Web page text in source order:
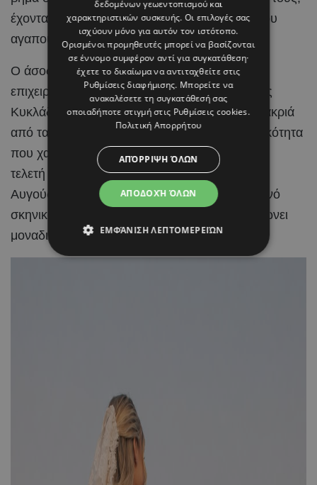
έχοντας στο πλευρό τους τους ανθρώπους που
αγαπούν.
Ο άσος της Real Madrid και η Ισπανίδα
επιχειρηματίας και content creator επέλεξαν τις
Κυκλάδες για την ιδιαίτερη αυτή περίσταση, μακριά
από τα φώτα της δημοσιότητας και με διακριτικότητα
που χαρακτηρίζει γενικότερα τη σχέση τους. Η
τελετή πραγματοποιήθηκε την Κυριακή 2
Αυγούστου, μέσα σε ένα ειδυλλιακό καλοκαιρινό
σκηνικό, με το κυκλαδίτικο τοπίο να συμπληρώνει
μοναδικά τη χαρά της ημέρας.
δεδομένων γεωεντοπισμού και
χαρακτηριστικών συσκευής. Οι επιλογές σας
ισχύουν μόνο για αυτόν τον ιστότοπο.
Ορισμένοι προμηθευτές μπορεί να βασίζονται
σε έννομο συμφέρον αντί για συγκατάθεση·
έχετε το δικαίωμα να αντιταχθείτε στις
Ρυθμίσεις διαφήμισης. Μπορείτε να
ανακαλέσετε τη συγκατάθεσή σας
οποιαδήποτε στιγμή στις Ρυθμίσεις cookies.
Πολιτική Απορρήτου
ΑΠΟΔΟΧΉ ΌΛΩΝ
ΑΠΌΡΡΙΨΗ ΌΛΩΝ
ΕΜΦΆΝΙΣΗ ΛΕΠΤΟΜΕΡΕΙΏΝ